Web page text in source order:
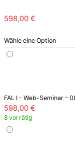
598,00 €
Wähle eine Option
FAL I - Web-Seminar –
598,00 €
8 vorrätig